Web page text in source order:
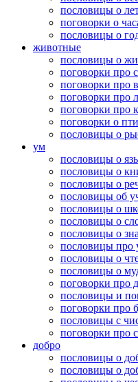
пословицы о
поговорки о
пословицы о
животные
пословицы о
поговорки про
поговорки про
поговорки про
поговорки про
поговорки о
пословицы о
ум
пословицы о
пословицы о
пословицы о
пословицы об
пословицы о
пословицы о
пословицы о
пословицы про
пословицы о
пословицы о
поговорки про
пословицы и
поговорки про
пословицы с
поговорки про
добро
пословицы о
пословицы о